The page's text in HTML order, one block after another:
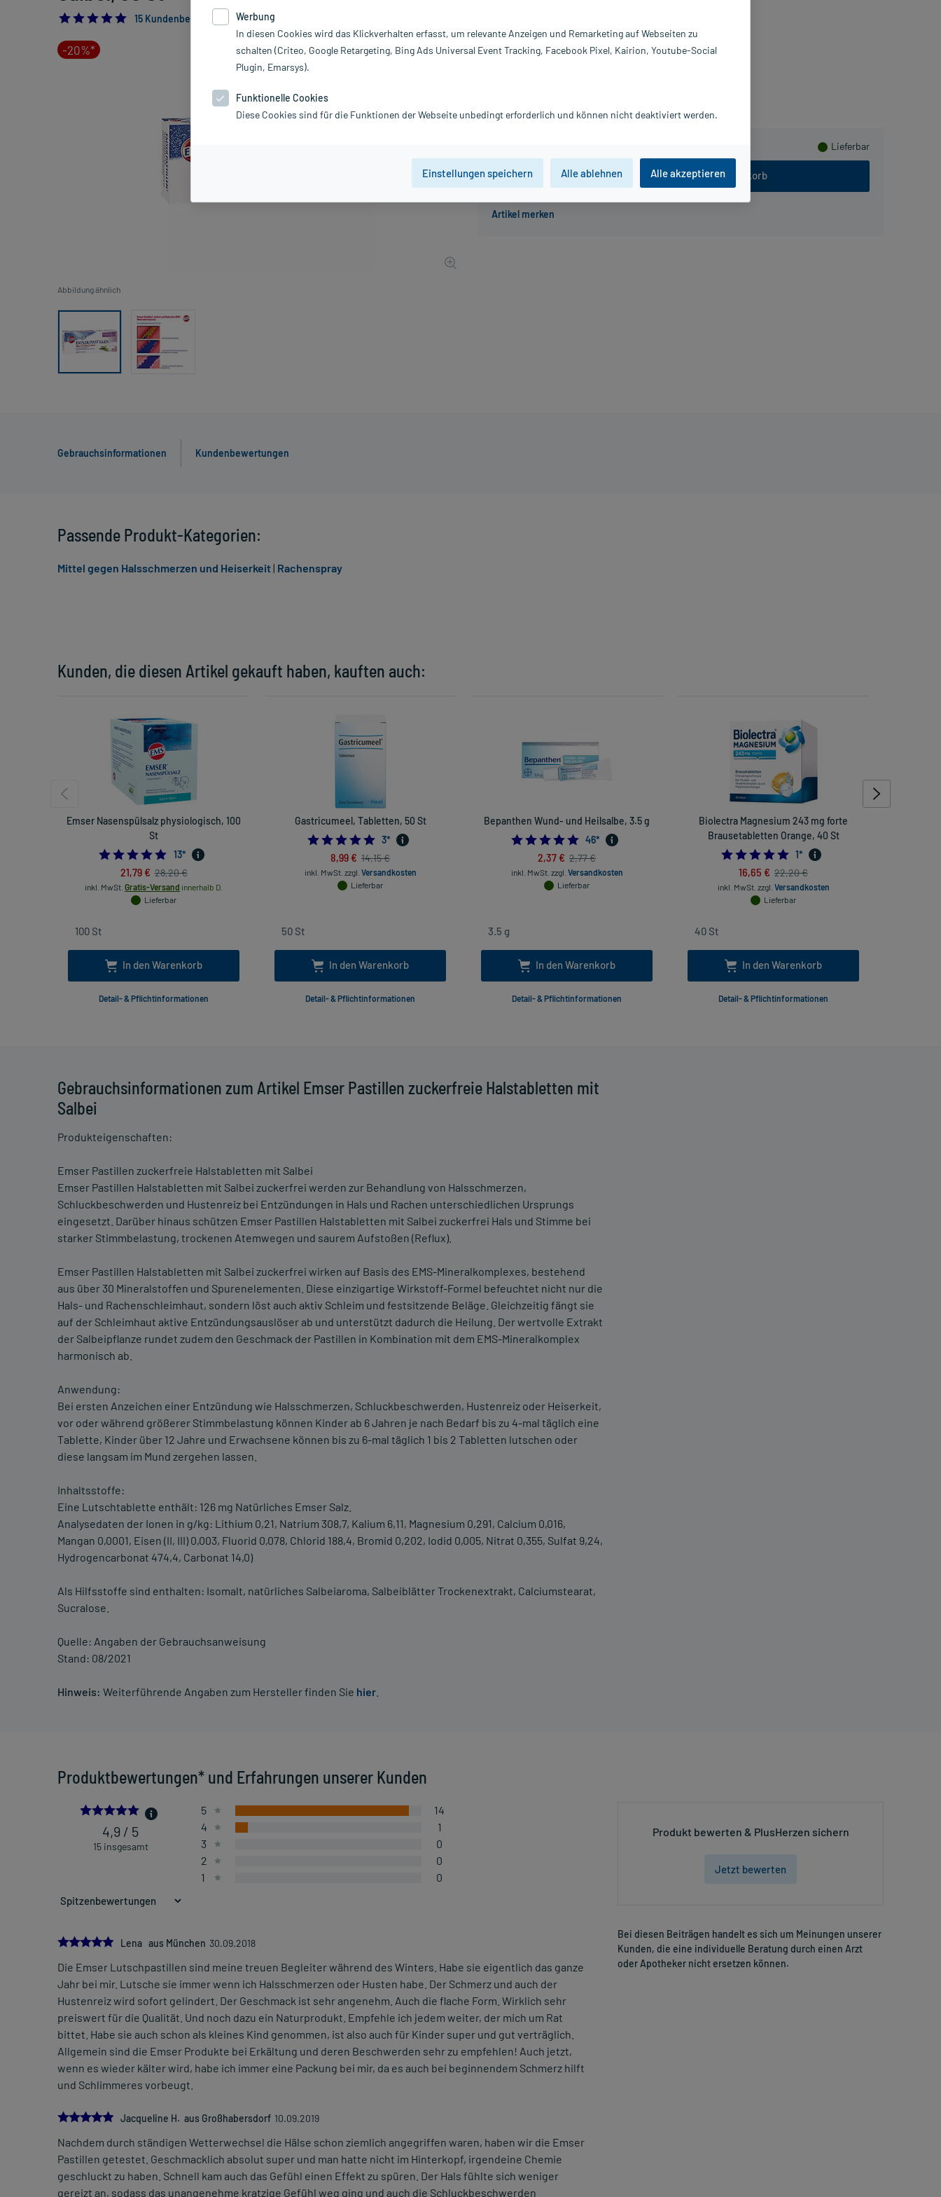
4.933333333333334
15 Kundenbewertungen*
-20%*
Abbildung ähnlich
inkl. MwSt. zzgl. Versandkosten
Lieferbar
In den Warenkorb
PZN:
11675221
Hersteller:
Uriach Germany GmbH
Gebrauchsinformationen Kundenbewertungen
Gebrauchsinformationen zum Artikel Emser Pastillen zuckerfreie Halstabletten mit
Salbei
Produkteigenschaften:
Emser Pastillen zuckerfreie Halstabletten mit Salbei
Emser Pastillen Halstabletten mit Salbei zuckerfrei werden zur Behandlung von Halsschmerzen,
Schluckbeschwerden und Hustenreiz bei Entzündungen in Hals und Rachen unterschiedlichen Ursprungs
eingesetzt. Darüber hinaus schützen Emser Pastillen Halstabletten mit Salbei zuckerfrei Hals und Stimme bei
starker Stimmbelastung, trockenen Atemwegen und saurem Aufstoßen (Reflux).
Emser Pastillen Halstabletten mit Salbei zuckerfrei wirken auf Basis des EMS-Mineralkomplexes, bestehend
aus über 30 Mineralstoffen und Spurenelementen. Diese einzigartige Wirkstoff-Formel befeuchtet nicht nur die
Hals- und Rachenschleimhaut, sondern löst auch aktiv Schleim und festsitzende Beläge. Gleichzeitig fängt sie
auf der Schleimhaut aktive Entzündungsauslöser ab und unterstützt dadurch die Heilung. Der wertvolle Extrakt
der Salbeipflanze rundet zudem den Geschmack der Pastillen in Kombination mit dem EMS-Mineralkomplex
harmonisch ab.
Anwendung:
Bei ersten Anzeichen einer Entzündung wie Halsschmerzen, Schluckbeschwerden, Hustenreiz oder Heiserkeit,
vor oder während größerer Stimmbelastung können Kinder ab 6 Jahren je nach Bedarf bis zu 4-mal täglich eine
Tablette, Kinder über 12 Jahre und Erwachsene können bis zu 6-mal täglich 1 bis 2 Tabletten lutschen oder
diese langsam im Mund zergehen lassen.
Inhaltsstoffe:
Eine Lutschtablette enthält: 126 mg Natürliches Emser Salz.
Analysedaten der Ionen in g/kg: Lithium 0,21, Natrium 308,7, Kalium 6,11, Magnesium 0,291, Calcium 0,016,
Mangan 0,0001, Eisen (II, III) 0,003, Fluorid 0,078, Chlorid 188,4, Bromid 0,202, Iodid 0,005, Nitrat 0,355, Sulfat 9,24,
Hydrogencarbonat 474,4, Carbonat 14,0)
Als Hilfsstoffe sind enthalten: Isomalt, natürliches Salbeiaroma, Salbeiblätter Trockenextrakt, Calciumstearat,
Sucralose.
Quelle: Angaben der Gebrauchsanweisung
Stand: 08/2021
Hinweis: Weiterführende Angaben zum Hersteller finden Sie hier
Produktbewertungen* und Erfahrungen unserer Kunden
4.933333333333334
4,9 / 5
15 insgesamt
5
14
4
1
3
0
2
0
1
0
5.0
Lena aus München 30.09.2018
Die Emser Lutschpastillen sind meine treuen Begleiter während des Winters. Habe sie eigentlich das ganze
Jahr bei mir. Lutsche sie immer wenn ich Halsschmerzen oder Husten habe. Der Schmerz und auch der
Hustenreiz wird sofort gelindert. Der Geschmack ist sehr angenehm. Auch die flache Form. Wirklich sehr
preiswert für die Qualität. Und noch dazu ein Naturprodukt. Empfehle ich jedem weiter, der mich um Rat
bittet. Habe sie auch schon als kleines Kind genommen, ist also auch für Kinder super und gut verträglich.
Allgemein sind die Emser Produkte bei Erkältung und deren Beschwerden sehr zu empfehlen! Auch jetzt,
wenn es wieder kälter wird, habe ich immer eine Packung bei mir, da es auch bei beginnendem Schmerz hilft
und Schlimmeres vorbeugt.
5.0
Jacqueline H. aus Großhabersdorf 10.09.2019
Nachdem durch ständigen Wetterwechsel die Hälse schon ziemlich angegriffen waren, haben wir die Emser
Pastillen getestet. Geschmacklich absolut super und man hatte nicht im Hinterkopf, irgendeine Chemie
geschluckt zu haben. Schnell kam auch das Gefühl einen Effekt zu spüren. Der Hals fühlte sich weniger
gereizt an, sodass das unangenehme kratzige Gefühl weg ging und auch die Schluckbeschwerden
Produkt bewerten & PlusHerzen sichern
Jetzt bewerten
Bei diesen Beiträgen handelt es sich um Meinungen unserer
Kunden, die eine individuelle Beratung durch einen Arzt
oder Apotheker nicht ersetzen können.
Kunden, die diesen Artikel gekauft haben, kauften auch:
Emser Nasenspülsalz physiologisch, 100
St
5.0
13*
21,79 € 28,20 €
inkl. MwSt. Gratis-Versand innerhalb D.
Lieferbar
In den Warenkorb
Detail- & Pflichtinformationen
Gastricumeel, Tabletten, 50 St
5.0
3*
8,99 € 14,15 €
inkl. MwSt. zzgl. Versandkosten
Lieferbar
In den Warenkorb
Detail- & Pflichtinformationen
Bepanthen Wund- und Heilsalbe, 3.5 g
5.0
46*
2,37 € 2,77 €
inkl. MwSt. zzgl. Versandkosten
Lieferbar
In den Warenkorb
Detail- & Pflichtinformationen
Biolectra Magnesium 243 mg forte
Brausetabletten Orange, 40 St
5.0
1*
16,65 € 22,20 €
inkl. MwSt. zzgl. Versandkosten
Lieferbar
In den Warenkorb
Detail- & Pflichtinformationen
Passende Produkt-Kategorien:
Mittel gegen Halsschmerzen und Heiserkeit| Rachenspray
Werbung
In diesen Cookies wird das Klickverhalten erfasst, um relevante Anzeigen und Remarketing auf Webseiten zu
schalten (Criteo, Google Retargeting, Bing Ads Universal Event Tracking, Facebook Pixel, Kairion, Youtube-Social
Plugin, Emarsys).
Funktionelle Cookies
Diese Cookies sind für die Funktionen der Webseite unbedingt erforderlich und können nicht deaktiviert werden.
Einstellungen speichern Alle ablehnen Alle akzeptieren